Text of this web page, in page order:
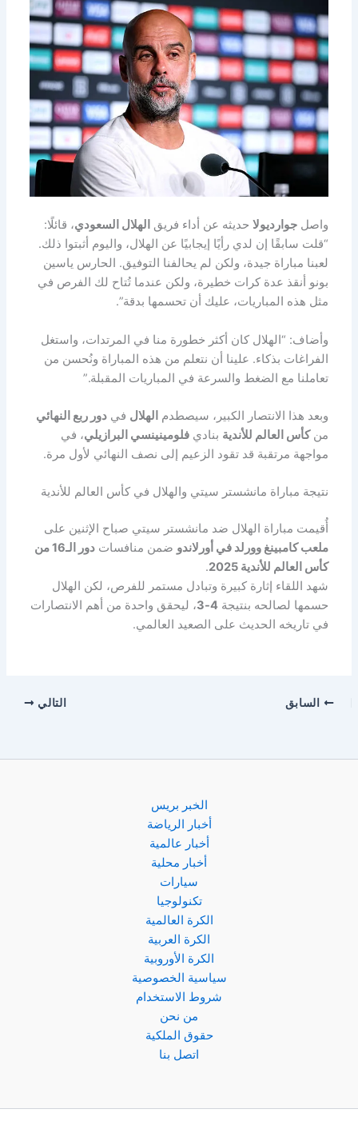
واصلجوارديولا حديثه عن أداء فريق الهلال السعودي، قائلًا:
“قلت سابقًا إن لدي رأيًا إيجابيًا عن الهلال، واليوم أثبتوا ذلك.
لعبنا مباراة جيدة، ولكن لم يحالفنا التوفيق. الحارس ياسين
بونو أنقذ عدة كرات خطيرة، ولكن عندما تُتاح لك الفرص في
مثل هذه المباريات، عليك أن تحسمها بدقة”.
وأضاف: “الهلال كان أكثر خطورة منا في المرتدات، واستغل
الفراغات بذكاء. علينا أن نتعلم من هذه المباراة ونُحسن من
تعاملنا مع الضغط والسرعة في المباريات المقبلة.”
وبعد هذا الانتصار الكبير، سيصطدم الهلال فيدور ربع النهائي
منكأس العالم للأندية بناديفلومينينسي البرازيلي، في
مواجهة مرتقبة قد تقود الزعيم إلى نصف النهائي لأول مرة.
نتيجة مباراة مانشستر سيتي والهلال في كأس العالم للأندية
أُقيمت مباراة الهلال ضد مانشستر سيتي صباح الإثنين على
ملعب كامبينغ وورلد في أورلاندو ضمن منافسات
دور الـ16 من
كأس العالم للأندية 2025
.
شهد اللقاء إثارة كبيرة وتبادل مستمر للفرص، لكن الهلال
حسمها لصالحه بنتيجة4-3
، ليحقق واحدة من أهم الانتصارات
في تاريخه الحديث على الصعيد العالمي.
السابق التالي
الخبر بريس
أخبار الرياضة
أخبار عالمية
أخبار محلية
سيارات
تكنولوجيا
الكرة العالمية
الكرة العربية
الكرة الأوروبية
سياسية الخصوصية
شروط الاستخدام
من نحن
حقوق الملكية
اتصل بنا